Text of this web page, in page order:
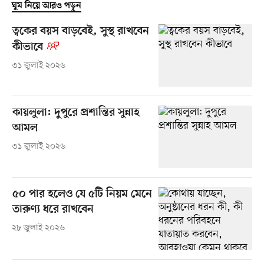
ঘুম নিয়ে আরও পড়ুন
ত্বকের বয়স বাড়বেই, সুস্থ রাখবেন
কীভাবে
৩১ জুলাই ২০২৬
কায়লুলা: দুপুরে প্রশান্তির সুন্নাহ
আমল
৩১ জুলাই ২০২৬
৫০ পার হলেও যে ৫টি নিয়ম মেনে
তারুণ্য ধরে রাখবেন
২৮ জুলাই ২০২৬